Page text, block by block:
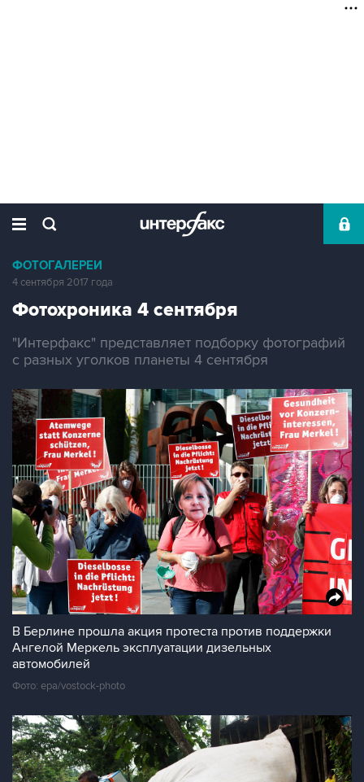
ФОТОГАЛЕРЕИ
4 сентября 2017 года
Фотохроника 4 сентября
"Интерфакс" представляет подборку фотографий
с разных уголков планеты 4 сентября
В Берлине прошла акция протеста против поддержки
Ангелой Меркель эксплуатации дизельных
автомобилей
Фото: epa/vostock-photo